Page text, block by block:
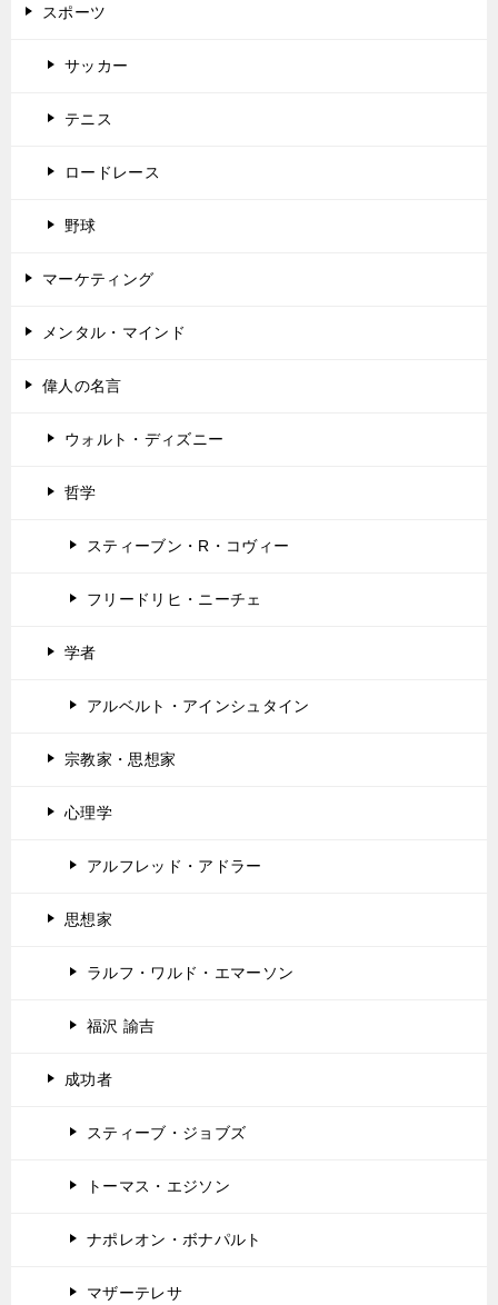
スポーツ
サッカー
テニス
ロードレース
野球
マーケティング
メンタル・マインド
偉人の名言
ウォルト・ディズニー
哲学
スティーブン・R・コヴィー
フリードリヒ・ニーチェ
学者
アルベルト・アインシュタイン
宗教家・思想家
心理学
アルフレッド・アドラー
思想家
ラルフ・ワルド・エマーソン
福沢 諭吉
成功者
スティーブ・ジョブズ
トーマス・エジソン
ナポレオン・ボナパルト
マザーテレサ